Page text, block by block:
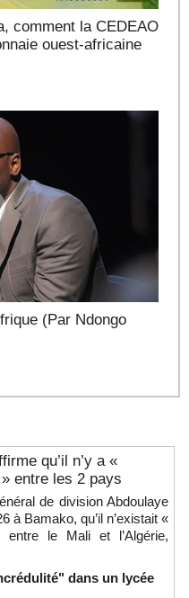
comment la CEDEAO
ouest-africaine
(Par Ndongo
qu’il n’y a «
entre les 2 pays
de division Abdoulaye
à Bamako, qu’il n’existait «
entre le Mali et l’Algérie,
dans un lycée